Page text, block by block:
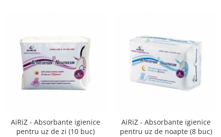
AiRiZ - Absorbante igienice
pentru uz de zi (10 buc)
AiRiZ - Absorbante igienice
pentru uz de noapte (8 buc)